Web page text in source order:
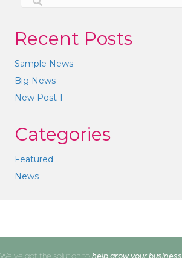
Recent Posts
Sample News
Big News
New Post 1
Categories
Featured
News
We've got the solution tohelp grow your business